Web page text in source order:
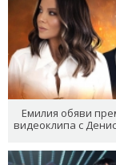
Емилия обяви
видеоклипа с